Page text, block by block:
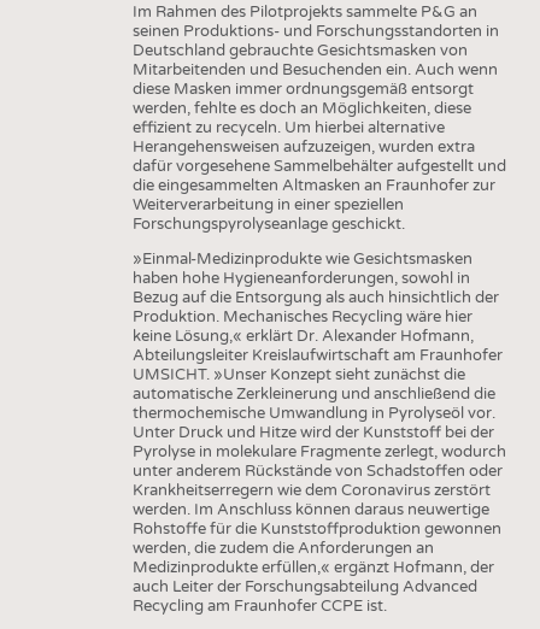
Im Rahmen des Pilotprojekts sammelte P&G an
seinen Produktions- und Forschungsstandorten in
Deutschland gebrauchte Gesichtsmasken von
Mitarbeitenden und Besuchenden ein. Auch wenn
diese Masken immer ordnungsgemäß entsorgt
werden, fehlte es doch an Möglichkeiten, diese
effizient zu recyceln. Um hierbei alternative
Herangehensweisen aufzuzeigen, wurden extra
dafür vorgesehene Sammelbehälter aufgestellt und
die eingesammelten Altmasken an Fraunhofer zur
Weiterverarbeitung in einer speziellen
Forschungspyrolyseanlage geschickt.
»Einmal-Medizinprodukte wie Gesichtsmasken
haben hohe Hygieneanforderungen, sowohl in
Bezug auf die Entsorgung als auch hinsichtlich der
Produktion. Mechanisches Recycling wäre hier
keine Lösung,« erklärt Dr. Alexander Hofmann,
Abteilungsleiter Kreislaufwirtschaft am Fraunhofer
UMSICHT. »Unser Konzept sieht zunächst die
automatische Zerkleinerung und anschließend die
thermochemische Umwandlung in Pyrolyseöl vor.
Unter Druck und Hitze wird der Kunststoff bei der
Pyrolyse in molekulare Fragmente zerlegt, wodurch
unter anderem Rückstände von Schadstoffen oder
Krankheitserregern wie dem Coronavirus zerstört
werden. Im Anschluss können daraus neuwertige
Rohstoffe für die Kunststoffproduktion gewonnen
werden, die zudem die Anforderungen an
Medizinprodukte erfüllen,« ergänzt Hofmann, der
auch Leiter der Forschungsabteilung Advanced
Recycling am Fraunhofer CCPE ist.